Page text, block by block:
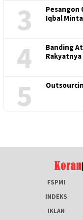
3
Pesangon
Iqbal
4
Banding
5
FSPMI
INDEKS
IKLAN